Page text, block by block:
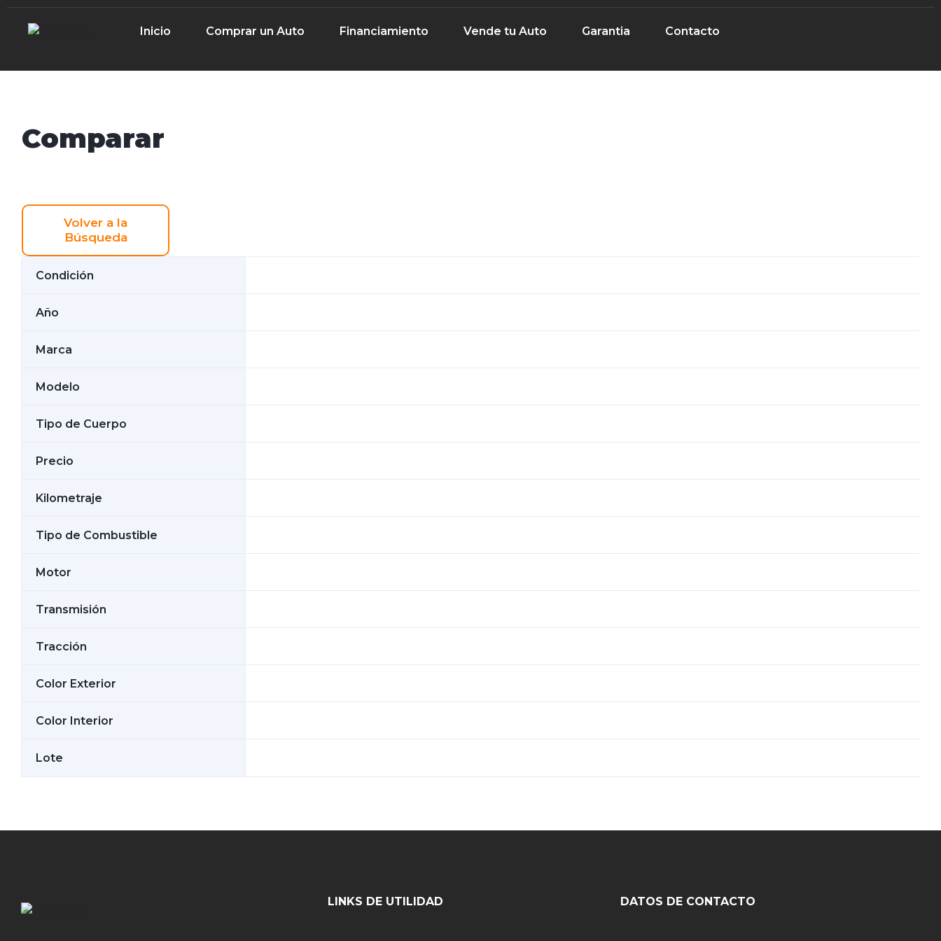
Inicio Comprar un Auto Financiamiento Vende tu Auto Garantia Contacto
Comparar
Volver a la
Búsqueda
Condición
Año
Marca
Modelo
Tipo de Cuerpo
Precio
Kilometraje
Tipo de Combustible
Motor
Transmisión
Tracción
Color Exterior
Color Interior
Lote
LINKS DE UTILIDAD DATOS DE CONTACTO